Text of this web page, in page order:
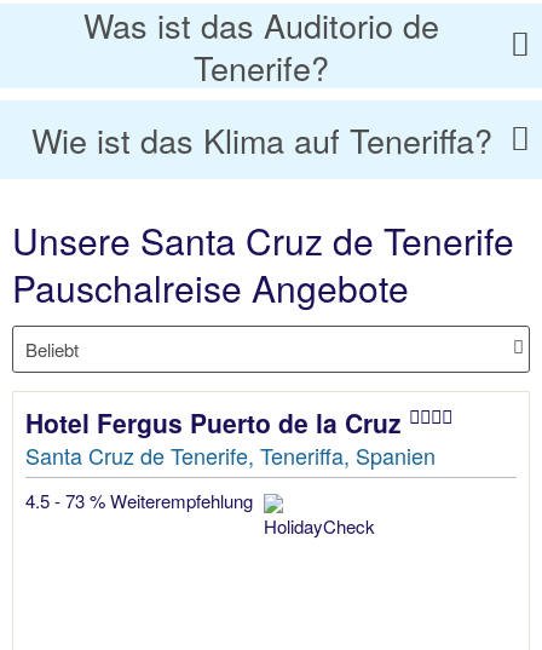
Was ist das Auditorio de
Tenerife?
Wie ist das Klima auf Teneriffa?
Unsere Santa Cruz de Tenerife
Pauschalreise Angebote
Hotel Fergus Puerto de la Cruz
Santa Cruz de Tenerife, Teneriffa, Spanien
4.5 - 73 % Weiterempfehlung